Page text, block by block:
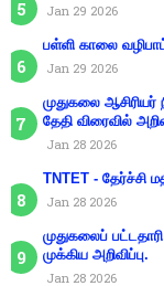
Jan 29 2026
பள்ளி காலை
Jan 29 2026
முதுகலை ஆசிரியர்
தேதி விரைவில்
Jan 28 2026
TNTET - தேர்ச்சி
Jan 28 2026
முதுகலைப்
முக்கிய அறிவிப்பு.
Jan 28 2026